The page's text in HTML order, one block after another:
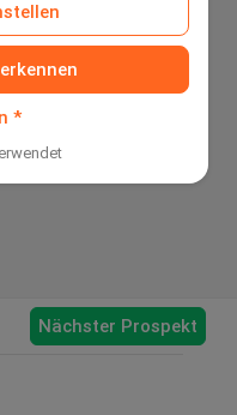
*
Nächster Prospekt